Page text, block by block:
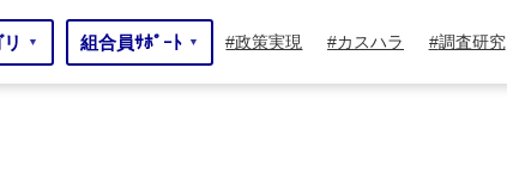
▼ 組合員ｻﾎﾟｰﾄ ▼ 政策実現 カスハラ 調査研究